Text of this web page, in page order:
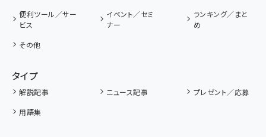
便利ツール／サー
ビス
イベント／セミ
ナー
ランキング／まと
め
その他
タイプ
解説記事 ニュース記事
プレゼント／応募
用語集